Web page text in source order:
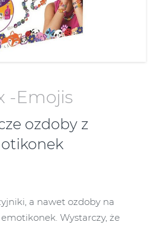
-Emojis
ozdoby z
a nawet ozdoby na
Wystarczy, że